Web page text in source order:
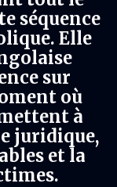
séquence
Elle
sur
où
à
juridique,
et la